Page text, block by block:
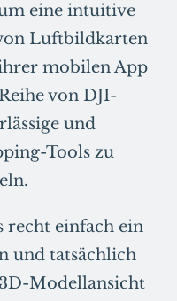
eine intuitive
Luftbildkarten
mobilen App
von DJI-
und
Tools zu
recht einfach ein
und tatsächlich
Modellansicht